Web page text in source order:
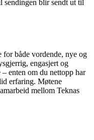
sendingen blir sendt ut til
for både vordende, nye og
engasjert og
enten om du nettopp har
erfaring. Møtene
mellom Teknas